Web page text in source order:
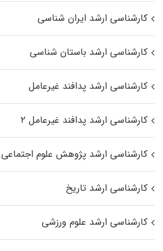
کارشناسی ارشد ایران شناسی
کارشناسی ارشد باستان شناسی
کارشناسی ارشد پدافند غیرعامل
کارشناسی ارشد پدافند غیرعامل ۲
کارشناسی ارشد پژوهش علوم اجتماعی
کارشناسی ارشد تاریخ
کارشناسی ارشد علوم ورزشی